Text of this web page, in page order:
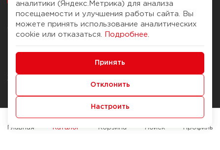
О компании
История Компании
Журнал
Наши марки
Брендирование
Помощь
Доставка и оплата
Способы оплаты
Служба контроля качества
аналитики (Яндекс.Метрика) для анализа
посещаемости и улучшения работы сайта. Вы
можете принять использование аналитических
cookie или отказаться.
Подробнее
Принять
Отклонить
Настроить
Главная Каталог Корзина Поиск Профиль